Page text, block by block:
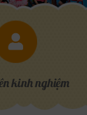
kinh nghiệm